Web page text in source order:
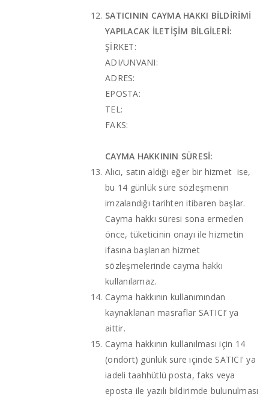
SATICININ CAYMA HAKKI BİLDİRİMİ
YAPILACAK İLETİŞİM BİLGİLERİ:
ŞİRKET:
ADI/UNVANI:
ADRES:
EPOSTA:
TEL:
FAKS:
CAYMA HAKKININ SÜRESİ:
Alıcı, satın aldığı eğer bir hizmet ise,
bu 14 günlük süre sözleşmenin
imzalandığı tarihten itibaren başlar.
Cayma hakkı süresi sona ermeden
önce, tüketicinin onayı ile hizmetin
ifasına başlanan hizmet
sözleşmelerinde cayma hakkı
kullanılamaz.
Cayma hakkının kullanımından
kaynaklanan masraflar SATICI’ ya
aittir.
Cayma hakkının kullanılması için 14
(ondört) günlük süre içinde SATICI' ya
iadeli taahhütlü posta, faks veya
eposta ile yazılı bildirimde bulunulması